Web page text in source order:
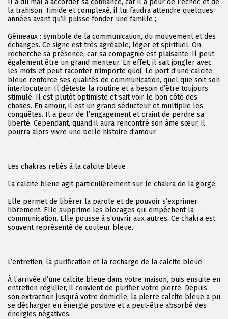
Il a du mal à accorder sa confiance, car il a peur de l’échec et de
la trahison. Timide et complexé, il lui faudra attendre quelques
années avant qu’il puisse fonder une famille ;
Gémeaux : symbole de la communication, du mouvement et des
échanges. Ce signe est très agréable, léger et spirituel. On
recherche sa présence, car sa compagnie est plaisante. Il peut
également être un grand menteur. En effet, il sait jongler avec
les mots et peut raconter n’importe quoi. Le port d’une calcite
bleue renforce ses qualités de communication, quel que soit son
interlocuteur. Il déteste la routine et a besoin d’être toujours
stimulé. Il est plutôt optimiste et sait voir le bon côté des
choses. En amour, il est un grand séducteur et multiplie les
conquêtes. Il a peur de l’engagement et craint de perdre sa
liberté. Cependant, quand il aura rencontré son âme sœur, il
pourra alors vivre une belle histoire d’amour.
Les chakras reliés à la calcite bleue
La calcite bleue agit particulièrement sur le chakra de la gorge.
Elle permet de libérer la parole et de pouvoir s’exprimer
librement. Elle supprime les blocages qui empêchent la
communication. Elle pousse à s’ouvrir aux autres. Ce chakra est
souvent représenté de couleur bleue.
L’entretien, la purification et la recharge de la calcite bleue
À l’arrivée d’une calcite bleue dans votre maison, puis ensuite en
entretien régulier, il convient de purifier votre pierre. Depuis
son extraction jusqu’à votre domicile, la pierre calcite bleue a pu
se décharger en énergie positive et a peut-être absorbé des
énergies négatives.